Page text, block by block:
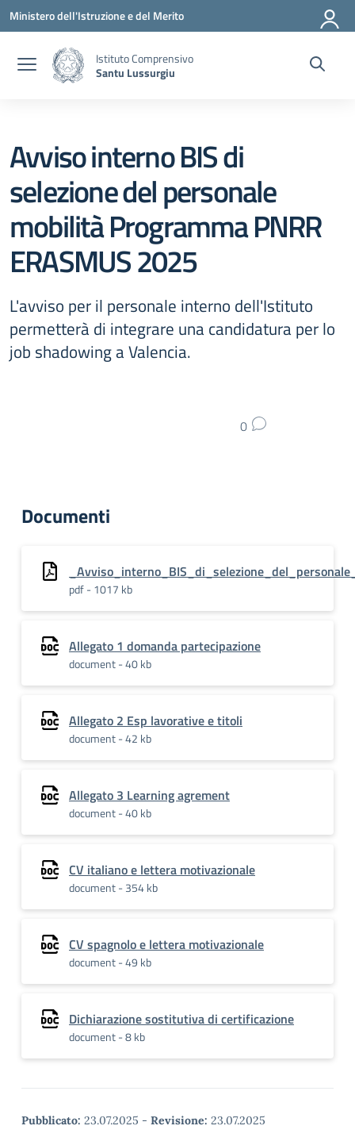
Vai ai contenuti
Vai al menu di navigazione
Vai al footer
Ministero dell'Istruzione e del Merito
Istituto Comprensivo
Santu Lussurgiu
Avviso interno BIS di
selezione del personale
mobilità Programma PNRR
ERASMUS 2025
L'avviso per il personale interno dell'Istituto
permetterà di integrare una candidatura per lo
job shadowing a Valencia.
0
Documenti
pdf - 1017 kb
Allegato 1 domanda partecipazione
document - 40 kb
Allegato 2 Esp lavorative e titoli
document - 42 kb
Allegato 3 Learning agrement
document - 40 kb
CV italiano e lettera motivazionale
document - 354 kb
CV spagnolo e lettera motivazionale
document - 49 kb
Dichiarazione sostitutiva di certificazione
document - 8 kb
Pubblicato: 23.07.2025 - Revisione: 23.07.2025